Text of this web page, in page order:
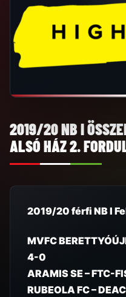
2019/20 NB I
ALSÓ HÁZ 2.
2019/20 férfi NB I
MVFC
4-0
ARAMIS SE –FTC-
RUBEOLA FC–